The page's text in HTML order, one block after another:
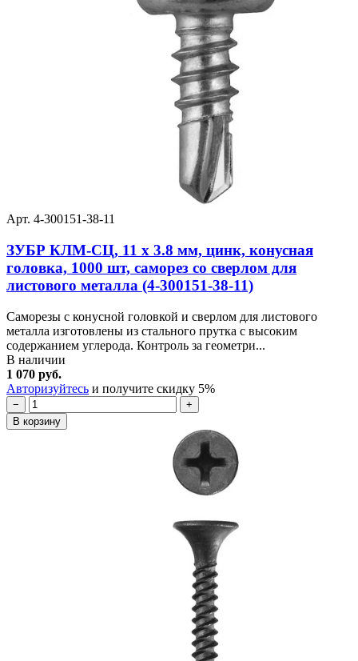
Арт. 4-300151-38-11
ЗУБР КЛМ-СЦ, 11 х 3.8 мм, цинк, конусная
головка, 1000 шт, саморез со сверлом для
листового металла (4-300151-38-11)
Саморезы с конусной головкой и сверлом для листового
металла изготовлены из стального прутка с высоким
содержанием углерода. Контроль за геометри...
В наличии
1 070 руб.
Авторизуйтесь и получите скидку 5%
−
+
В корзину